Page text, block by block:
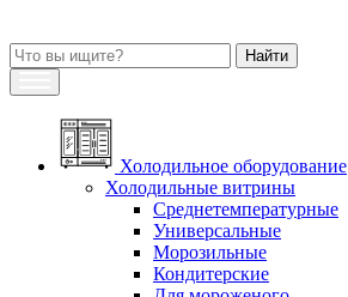
Холодильное оборудование
Холодильные витрины
Среднетемпературные
Универсальные
Морозильные
Кондитерские